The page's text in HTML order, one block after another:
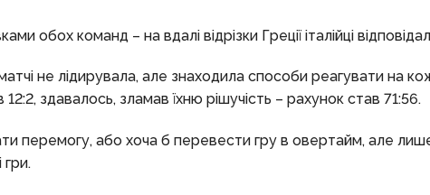
обох команд – на вдалі відрізки Греції італійці
не лідирувала, але знаходила способи реагувати на
12:2, здавалось, зламав їхню рішучість – рахунок став 71:56.
перемогу, або хоча б перевести гру в овертайм, але
гри.